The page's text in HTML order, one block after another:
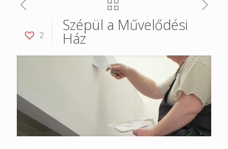
2
Szépül a Művelődési
Ház